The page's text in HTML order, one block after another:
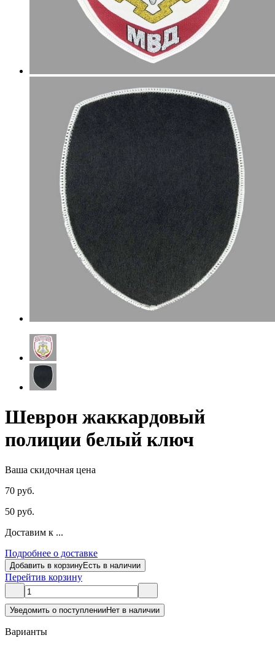
Шеврон жаккардовый
полиции белый ключ
Ваша скидочная цена
70 руб.
50 руб.
Доставим к ...
Подробнее о доставке
Добавить в корзинуЕсть в наличии
Перейтив корзину
Уведомить о поступленииНет в наличии
Варианты